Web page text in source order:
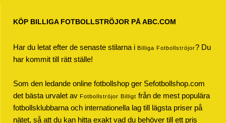
KÖP BILLIGA FOTBOLLSTRÖJOR PÅ ABC.COM
Har du letat efter de senaste stilarna i Billiga Fotbollströjor? Du
har kommit till rätt ställe!
Som den ledande online fotbollshop ger Sefotbollshop.com
det bästa urvalet av Fotbollströjor Billigt från de mest populära
fotbollsklubbarna och internationella lag till lägsta priser på
nätet, så att du kan hitta exakt vad du behöver till ett pris